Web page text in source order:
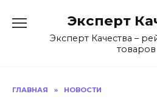
содержанию
Эксперт
Эксперт Качества –
товаров
ГЛАВНАЯ » НОВОСТИ